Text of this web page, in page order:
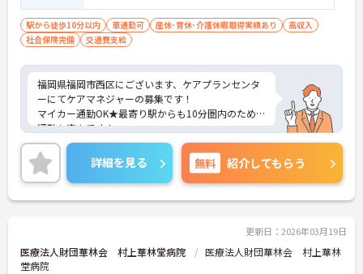
駅から徒歩10分以内 車通勤可 産休･育休･介護休暇取得実績あり
高収入
社会保険完備
交通費支給
福岡県福岡市西区にございます、ケアプランセンタ
ーにてケアマネジャーの募集です！
マイカー通勤OK★最寄り駅からも10分圏内のため、
通勤も楽々です！
日曜休みなのも嬉しいポイント♪
ご興味のある方は、マイナビ介護職までお問い合わ
せください。
詳細を見る 無料 紹介してもらう
更新日：2026年03月19日
医療法人財団華林会 村上華林堂病院
医療法人財団華林会 村上華林
堂病院